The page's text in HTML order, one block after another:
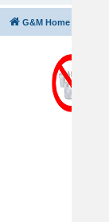
G&M Home